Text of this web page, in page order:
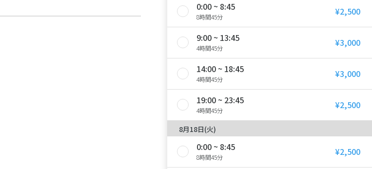
0:00 ~ 8:45
8時間45分 ¥2,500
9:00 ~ 13:45
4時間45分 ¥3,000
14:00 ~ 18:45
4時間45分 ¥3,000
19:00 ~ 23:45
4時間45分 ¥2,500
8月18日(火)
0:00 ~ 8:45
8時間45分 ¥2,500